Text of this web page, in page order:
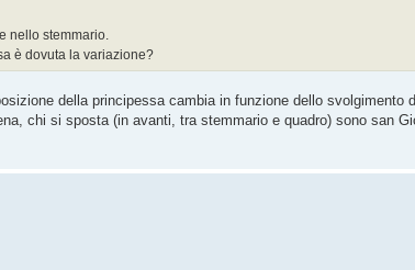
nello stemmario.
è dovuta la variazione?
della principessa cambia in funzione dello svolgimento
chi si sposta (in avanti, tra stemmario e quadro) sono san